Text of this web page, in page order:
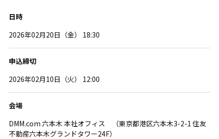
日時
2026年02月20日（金） 18:30
申込締切
2026年02月10日（火） 12:00
会場
DMM.com 六本木 本社オフィス （東京都港区六本木3-2-1 住友
不動産六本木グランドタワー24F）